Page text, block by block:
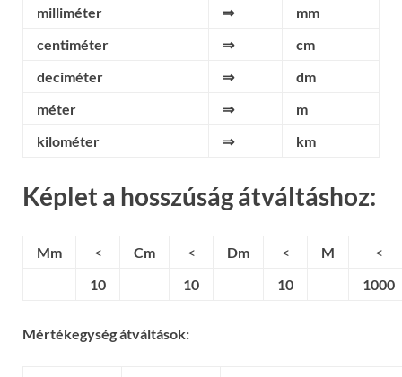
milliméter ⇒
mm
centiméter
⇒
cm
deciméter
⇒
dm
méter
⇒
m
kilométer
⇒ km
Képlet a hosszúság átváltáshoz:
Mm < Cm < Dm < M
<
10
10 10 1000
Mértékegység átváltások: